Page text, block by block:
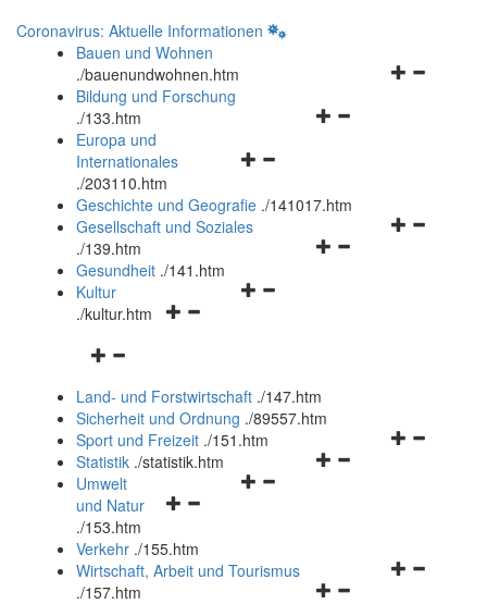
Coronavirus: Aktuelle Informationen
Bauen und Wohnen
./bauenundwohnen.htm
Navigationsmenü
Bildung und Forschung
./133.htm
Navigationsmenü
und
schließen
Europa und
Internationales
./203110.htm
Geschichte und Geografie ./141017.htm
Navigationsmenü
Gesellschaft und Soziales
./139.htm
Navigationsmenü
Gesundheit ./141.htm
Navigationsmenü
Kultur
./kultur.htm
Navigationsmenü
und
schließen
Land- und Forstwirtschaft ./147.htm
Sicherheit und Ordnung ./89557.htm
Navigationsmenü
Sport und Freizeit ./151.htm
Navigationsmenü
Statistik ./statistik.htm
Navigationsmenü
und
schließen
Umwelt
und Natur
./153.htm
Verkehr ./155.htm
Navigationsmenü
Wirtschaft, Arbeit und Tourismus
./157.htm